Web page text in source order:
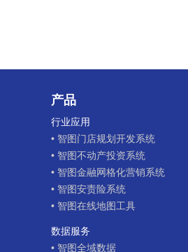
产品
行业应用
• 智图门店规划开发系统
• 智图不动产投资系统
• 智图金融网格化营销系统
• 智图安责险系统
• 智图在线地图工具
数据服务
• 智图全域数据